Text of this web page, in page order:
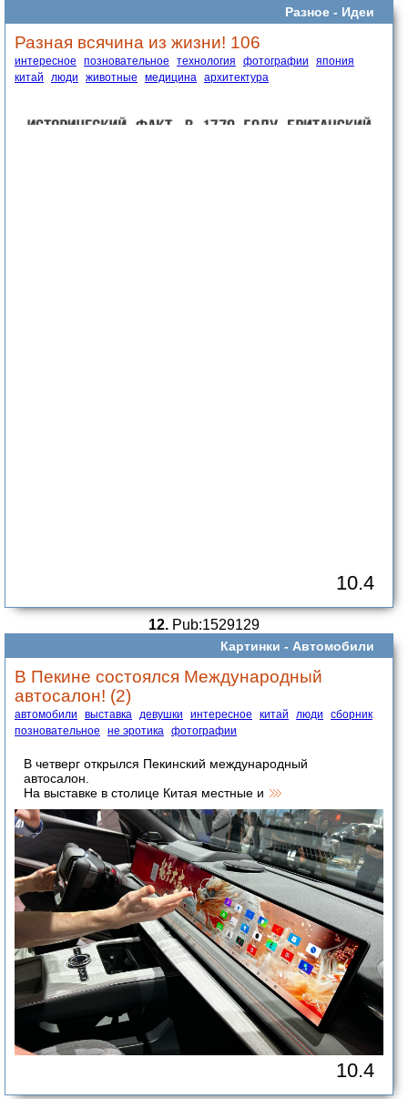
Разное - Идеи
Разная всячина из жизни! 106
интересное позновательное технология фотографии
япония
китай
люди животные медицина архитектура
10.4
12. Pub:1529129
Картинки - Автомобили
В Пекине состоялся Международный
автосалон! (2)
автомобили выставка девушки интересное китай люди
сборник
позновательное
не эротика фотографии
В четверг открылся Пекинский международный
автосалон.
На выставке в столице Китая местные и
10.4